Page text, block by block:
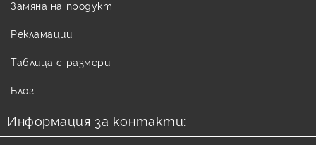
Замяна на продукт
Рекламации
Таблица с размери
Блог
Информация за контакти: